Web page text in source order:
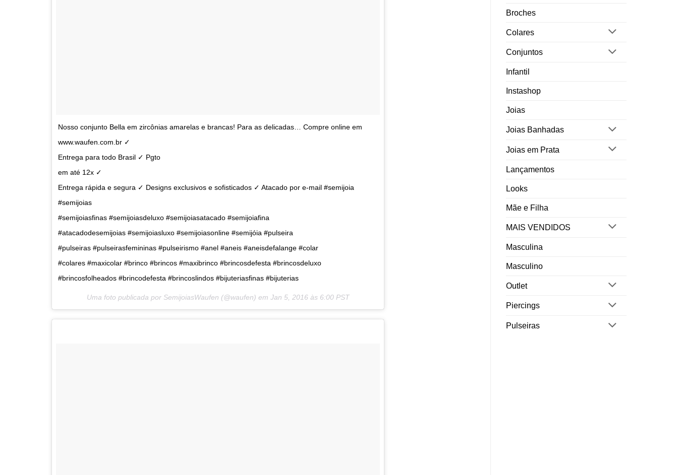
Nosso conjunto Bella em zircônias amarelas e brancas! Para as delicadas… Compre online em
www.waufen.com.br ✓
Entrega para todo Brasil ✓ Pgto
em até 12x ✓
Entrega rápida e segura ✓ Designs exclusivos e sofisticados ✓ Atacado por e-mail #semijoia
#semijoias
#semijoiasfinas #semijoiasdeluxo #semijoiasatacado #semijoiafina
#atacadodesemijoias #semijoiasluxo #semijoiasonline #semijóia #pulseira
#pulseiras #pulseirasfemininas #pulseirismo #anel #aneis #aneisdefalange #colar
#colares #maxicolar #brinco #brincos #maxibrinco #brincosdefesta #brincosdeluxo
#brincosfolheados #brincodefesta #brincoslindos #bijuteriasfinas #bijuterias
Uma foto publicada por SemijoiasWaufen (@waufen) em Jan 5, 2016 às 6:00 PST
Broches
Colares
Conjuntos
Infantil
Instashop
Joias
Joias Banhadas
Joias em Prata
Lançamentos
Looks
Mãe e Filha
MAIS VENDIDOS
Masculina
Masculino
Outlet
Piercings
Pulseiras